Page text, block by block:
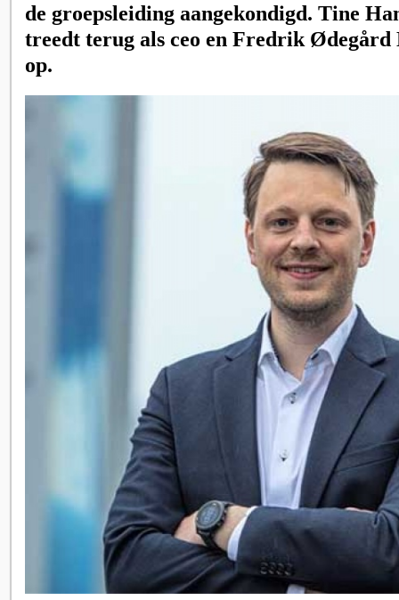
de groepsleiding aangekondigd. Tine
treedt terug als ceo en Fredrik Ødegård
op.